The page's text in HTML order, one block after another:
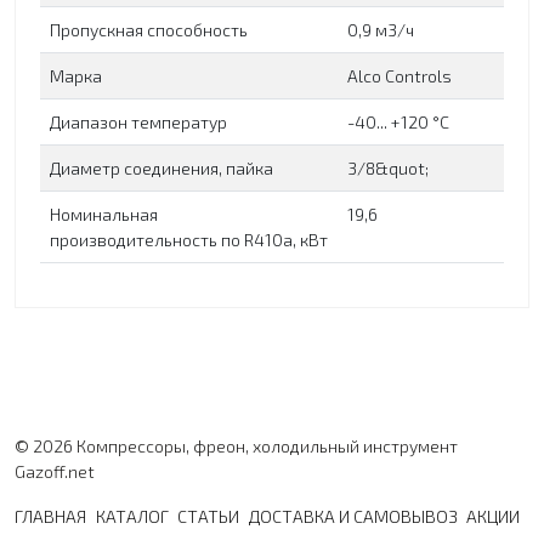
Пропускная способность 0,9 м3/ч
Марка Alco Controls
Диапазон температур -40... +120 °C
Диаметр соединения, пайка 3/8&quot;
Номинальная
производительность по R410a, кВт
19,6
© 2026 Компрессоры, фреон, холодильный инструмент
Gazoff.net
ГЛАВНАЯ КАТАЛОГ СТАТЬИ ДОСТАВКА И САМОВЫВОЗ АКЦИИ